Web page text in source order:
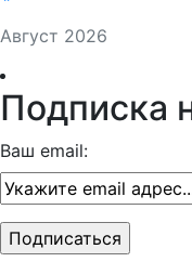
Август 2026
Подписка
Ваш email: